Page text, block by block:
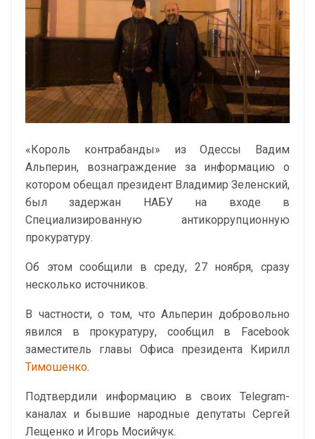
«Король контрабанды» из Одессы Вадим
Альперин, вознаграждение за информацию о
котором обещал президент Владимир Зеленский,
был задержан НАБУ на входе в
Специализированную антикоррупционную
прокуратуру.
Об этом сообщили в среду, 27 ноября, сразу
несколько источников.
В частности, о том, что Альперин добровольно
явился в прокуратуру, сообщил в Facebook
заместитель главы Офиса президента Кирилл
Тимошенко.
Подтвердили информацию в своих Telegram-
каналах и бывшие народные депутаты Сергей
Лещенко и Игорь Мосийчук.